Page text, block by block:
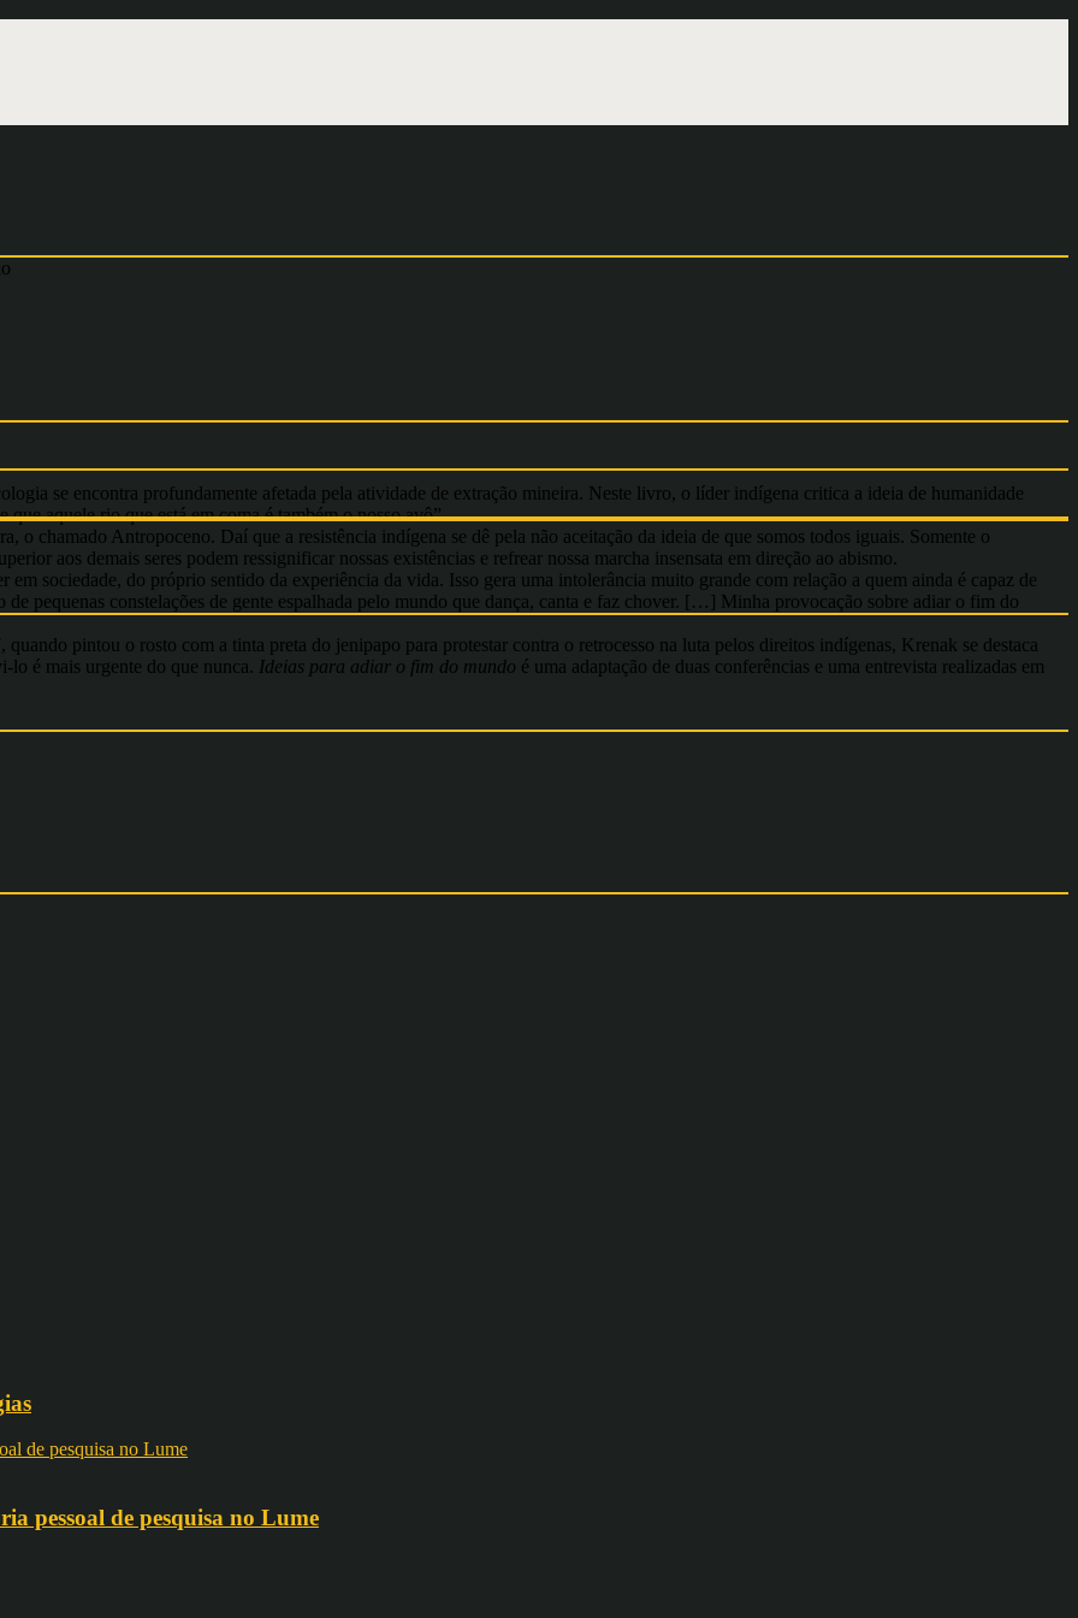
se encontra profundamente afetada pela atividade de extração mineira. Neste livro, o líder indígena critica a ideia de humanidade
aquele rio que está em coma é também o nosso avô”.
o chamado Antropoceno. Daí que a resistência indígena se dê pela não aceitação da ideia de que somos todos iguais. Somente o
aos demais seres podem ressignificar nossas existências e refrear nossa marcha insensata em direção ao abismo.
sociedade, do próprio sentido da experiência da vida. Isso gera uma intolerância muito grande com relação a quem ainda é capaz de
de pequenas constelações de gente espalhada pelo mundo que dança, canta e faz chover. […] Minha provocação sobre adiar o fim do
pintou o rosto com a tinta preta do jenipapo para protestar contra o retrocesso na luta pelos direitos indígenas, Krenak se destaca
lo é mais urgente do que nunca. Ideias para adiar o fim do mundo é uma adaptação de duas conferências e uma entrevista realizadas em
pessoal de pesquisa no Lume